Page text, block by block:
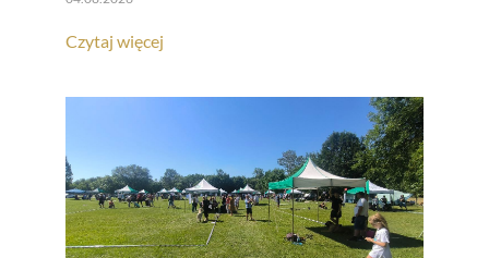
Czytaj więcej